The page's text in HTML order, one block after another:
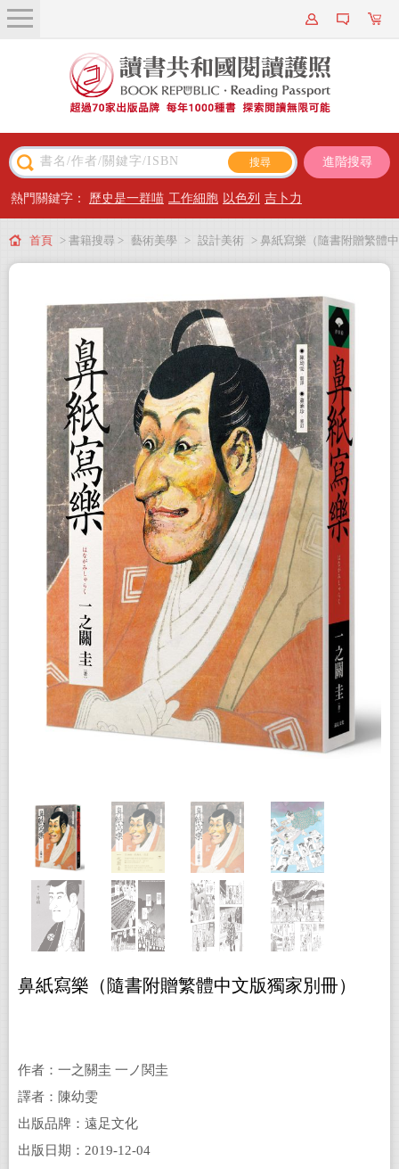
關於我們
近期新書
主題閱讀
出版專區
會員專屬
會員儲值方案
進階搜尋
熱門關鍵字： 歷史是一群喵 工作細胞 以色列 吉卜力
首頁 > 書籍搜尋 > 藝術美學 > 設計美術 > 鼻紙寫樂（隨書附贈繁體中
鼻紙寫樂（隨書附贈繁體中文版獨家別冊）
作者：一之關圭 一ノ関圭
譯者：陳幼雯
出版品牌：遠足文化
出版日期：2019-12-04